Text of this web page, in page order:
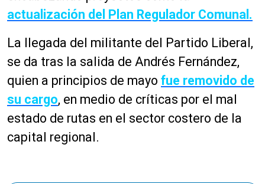
actualización del Plan Regulador Comunal.
La llegada del militante del Partido Liberal,
se da tras la salida de Andrés Fernández,
quien a principios de mayo fue removido de
su cargo, en medio de críticas por el mal
estado de rutas en el sector costero de la
capital regional.